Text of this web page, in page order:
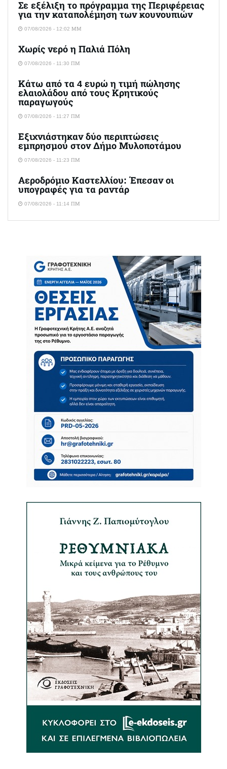
Σε εξέλιξη το πρόγραμμα της Περιφέρειας
για την καταπολέμηση των κουνουπιών
07/08/2026 - 12:02 ΜΜ
Χωρίς νερό η Παλιά Πόλη
07/08/2026 - 11:30 ΠΜ
Κάτω από τα 4 ευρώ η τιμή πώλησης
ελαιολάδου από τους Κρητικούς
παραγωγούς
07/08/2026 - 11:27 ΠΜ
Εξιχνιάστηκαν δύο περιπτώσεις
εμπρησμού στον Δήμο Μυλοποτάμου
07/08/2026 - 11:23 ΠΜ
Αεροδρόμιο Καστελλίου: Έπεσαν οι
υπογραφές για τα ραντάρ
07/08/2026 - 11:14 ΠΜ